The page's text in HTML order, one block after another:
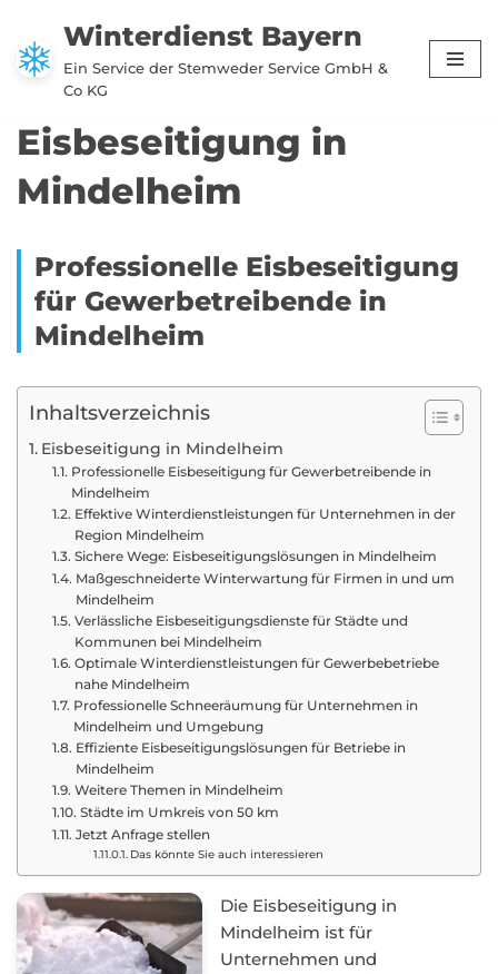
Zum
Inhalt
Winterdienst Bayern
Ein Service der Stemweder Service GmbH &
Co KG
Eisbeseitigung in
Mindelheim
Professionelle Eisbeseitigung
für Gewerbetreibende in
Mindelheim
Inhaltsverzeichnis
Eisbeseitigung in Mindelheim
Professionelle Eisbeseitigung für Gewerbetreibende in
Mindelheim
Effektive Winterdienstleistungen für Unternehmen in der
Region Mindelheim
Sichere Wege: Eisbeseitigungslösungen in Mindelheim
Maßgeschneiderte Winterwartung für Firmen in und um
Mindelheim
Verlässliche Eisbeseitigungsdienste für Städte und
Kommunen bei Mindelheim
Optimale Winterdienstleistungen für Gewerbebetriebe
nahe Mindelheim
Professionelle Schneeräumung für Unternehmen in
Mindelheim und Umgebung
Effiziente Eisbeseitigungslösungen für Betriebe in
Mindelheim
Weitere Themen in Mindelheim
Städte im Umkreis von 50 km
Jetzt Anfrage stellen
Das könnte Sie auch interessieren
Die Eisbeseitigung in
Mindelheim ist für
Unternehmen und